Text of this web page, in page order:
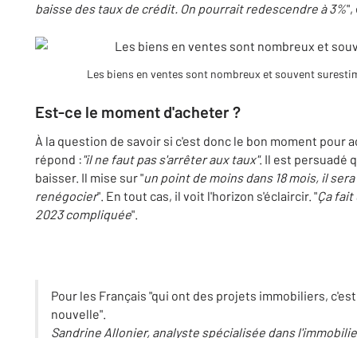
baisse des taux de crédit. On pourrait redescendre à 3%
Les biens en ventes sont nombreux et souvent
Est-ce le moment d'acheter ?
À la question de savoir si c'est donc le bon moment pour
répond :"il ne faut pas s'arrêter aux taux". Il est persuadé
baisser. Il mise sur "un point de moins dans 18 mois, il
renégocier". En tout cas, il voit l'horizon s'éclaircir. "Ça
2023 compliquée".
Pour les Français "qui ont des projets immobiliers,
nouvelle".
Sandrine Allonier, analyste spécialisée dans